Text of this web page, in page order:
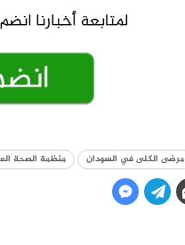
مرضى الكلى في السودان منظمة الصحة